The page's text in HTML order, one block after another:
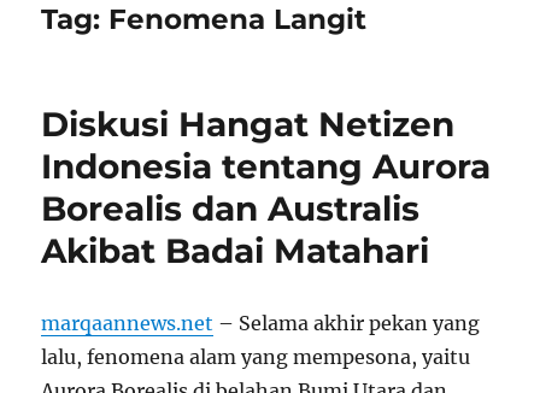
Tag: Fenomena Langit
Diskusi Hangat Netizen
Indonesia tentang Aurora
Borealis dan Australis
Akibat Badai Matahari
marqaannews.net – Selama akhir pekan yang
lalu, fenomena alam yang mempesona, yaitu